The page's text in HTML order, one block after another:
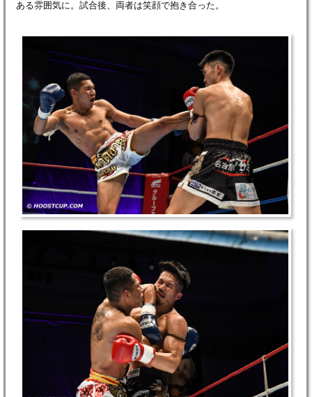
ある雰囲気に。試合後、両者は笑顔で抱き合った。